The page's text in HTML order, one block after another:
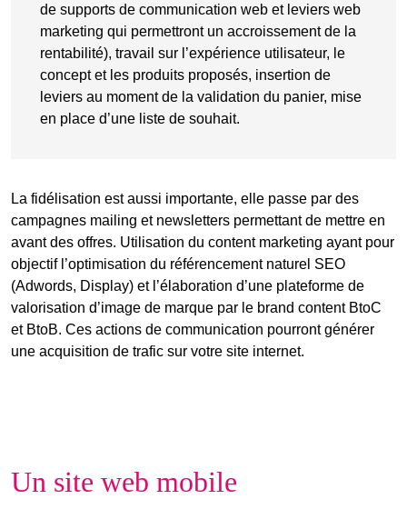
de supports de communication web et leviers web
marketing qui permettront un accroissement de la
rentabilité), travail sur l’expérience utilisateur, le
concept et les produits proposés, insertion de
leviers au moment de la validation du panier, mise
en place d’une liste de souhait.
La fidélisation est aussi importante, elle passe par des
campagnes mailing et newsletters permettant de mettre en
avant des offres. Utilisation du content marketing ayant pour
objectif l’optimisation du référencement naturel SEO
(Adwords, Display) et l’élaboration d’une plateforme de
valorisation d’image de marque par le brand content BtoC
et BtoB. Ces actions de communication pourront générer
une acquisition de trafic sur votre site internet.
Un site web mobile